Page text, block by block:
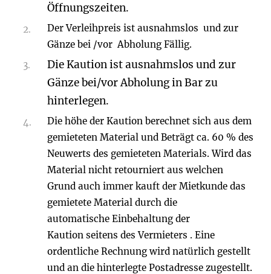
Öffnungszeiten.
Der Verleihpreis ist ausnahmslos und zur
Gänze bei /vor Abholung Fällig.
Die Kaution ist ausnahmslos und zur
Gänze bei/vor Abholung in Bar zu
hinterlegen.
Die höhe der Kaution berechnet sich aus dem
gemieteten Material und Beträgt ca. 60 % des
Neuwerts des gemieteten Materials. Wird das
Material nicht retourniert aus welchen
Grund auch immer kauft der Mietkunde das
gemietete Material durch die
automatische Einbehaltung der
Kaution seitens des Vermieters . Eine
ordentliche Rechnung wird natürlich gestellt
und an die hinterlegte Postadresse zugestellt.